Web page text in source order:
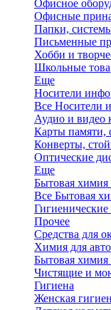
Офисное
Офисные
Папки,
Письменные
Хобби и
Школьные
Еще
Носители
Все Носители
Аудио и видео
Карты памяти,
Конверты,
Оптические
Еще
Бытовая химия
Все Бытовая
Прочее
Средства для
Химия для
Бытовая
Чистящие и
Гигиена
Женская